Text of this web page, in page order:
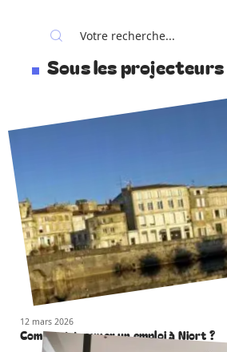
Sous les projecteurs
12 mars 2026
Comment trouver un emploi à Niort ?